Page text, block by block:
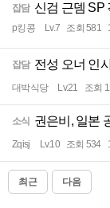
잡담 신검 근뎀 SP
p킹콩 Lv.7 조회 581
잡담 전성 오너 인
대박식당 Lv.21 조회
소식 권은비, 일본
Zqisj Lv.10 조회 534
최근 다음